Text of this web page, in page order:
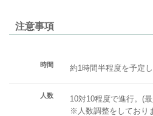
注意事項
時間 約1時間半程度を予定し
人数
10対10程度で進行。(
※人数調整をしており